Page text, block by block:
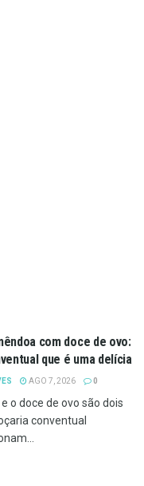
com doce de ovo:
que é uma delícia
AGO 7, 2026 0
o doce de ovo são dois
conventual